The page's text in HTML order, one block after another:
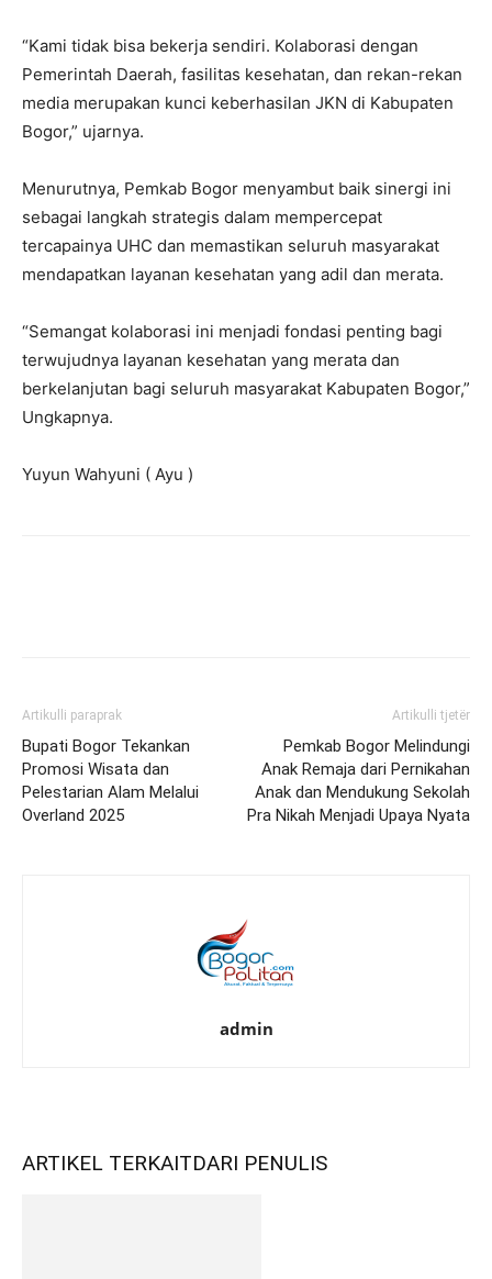
“Kami tidak bisa bekerja sendiri. Kolaborasi dengan
Pemerintah Daerah, fasilitas kesehatan, dan rekan-rekan
media merupakan kunci keberhasilan JKN di Kabupaten
Bogor,” ujarnya.
Menurutnya, Pemkab Bogor menyambut baik sinergi ini
sebagai langkah strategis dalam mempercepat
tercapainya UHC dan memastikan seluruh masyarakat
mendapatkan layanan kesehatan yang adil dan merata.
“Semangat kolaborasi ini menjadi fondasi penting bagi
terwujudnya layanan kesehatan yang merata dan
berkelanjutan bagi seluruh masyarakat Kabupaten Bogor,”
Ungkapnya.
Yuyun Wahyuni ( Ayu )
Artikulli paraprak
Bupati Bogor Tekankan
Promosi Wisata dan
Pelestarian Alam Melalui
Overland 2025
Artikulli tjetër
Pemkab Bogor Melindungi
Anak Remaja dari Pernikahan
Anak dan Mendukung Sekolah
Pra Nikah Menjadi Upaya Nyata
admin
ARTIKEL TERKAITDARI PENULIS